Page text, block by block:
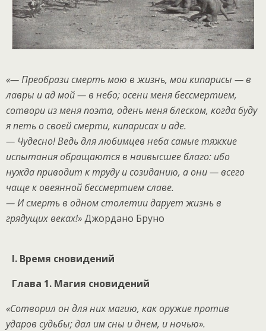
«— Преобрази смерть мою в жизнь, мои кипарисы — в
лавры и ад мой — в небо; осени меня бессмертием,
сотвори из меня поэта, одень меня блеском, когда буду
я петь о своей смерти, кипарисах и аде.
— Чудесно! Ведь для любимцев неба самые тяжкие
испытания обращаются в наивысшее благо: ибо
нужда приводит к труду и созиданию, а они — всего
чаще к овеянной бессмертием славе.
— И смерть в одном столетии дарует жизнь в
грядущих веках!»Джордано Бруно
I. Время сновидений
Глава 1. Магия сновидений
«Сотворил он для них магию, как оружие против
ударов судьбы; дал им сны и днем, и ночью».